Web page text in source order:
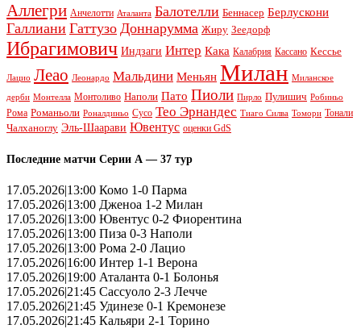
Аллегри Анчелотти Аталанта Балотелли Беннасер Берлускони
Галлиани Гаттузо Доннарумма Жиру Зеедорф
Ибрагимович Индзаги Интер Кака Калабрия Кассано Кессье
Лацио Леао Леонардо Мальдини Меньян Милан Миланское
дерби Монтелла Монтоливо Наполи Пато Пиоли Пирло Пулишич Робиньо
Рома Романьоли Роналдиньо Сусо Тео Эрнандес Тиаго Силва Томори Тонали
Чалханоглу Эль-Шаарави Ювентус оценки GdS
Последние матчи Серии А — 37 тур
17.05.2026|13:00 Комо 1-0 Парма
17.05.2026|13:00 Дженоа 1-2 Милан
17.05.2026|13:00 Ювентус 0-2 Фиорентина
17.05.2026|13:00 Пиза 0-3 Наполи
17.05.2026|13:00 Рома 2-0 Лацио
17.05.2026|16:00 Интер 1-1 Верона
17.05.2026|19:00 Аталанта 0-1 Болонья
17.05.2026|21:45 Сассуоло 2-3 Лечче
17.05.2026|21:45 Удинезе 0-1 Кремонезе
17.05.2026|21:45 Кальяри 2-1 Торино